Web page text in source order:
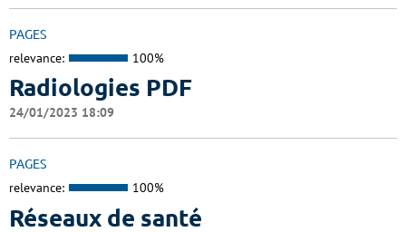
PAGES
relevance: 100%
Radiologies PDF
24/01/2023 18:09
PAGES
relevance: 100%
Réseaux de santé